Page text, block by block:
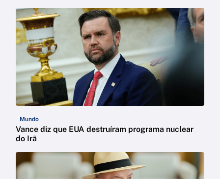
Mundo
Vance diz que EUA destruíram programa nuclear
do Irã